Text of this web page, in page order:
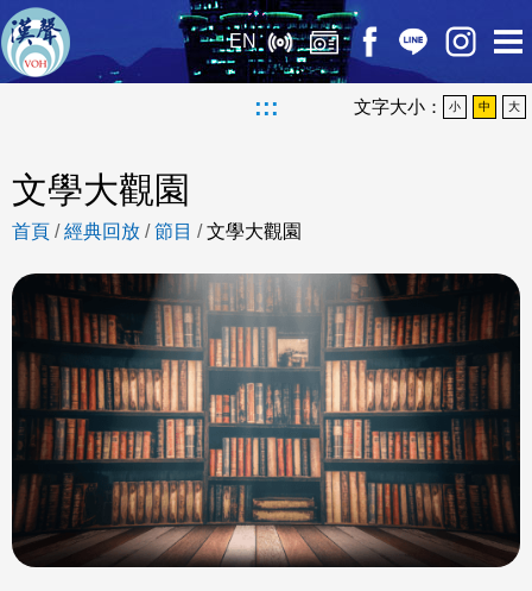
EN
::: 文字大小： 小 中 大
文學大觀園
首頁 /經典回放 /節目 /文學大觀園